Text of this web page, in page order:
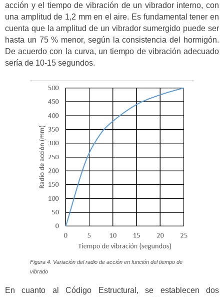
acción y el tiempo de vibración de un vibrador interno, con
una amplitud de 1,2 mm en el aire. Es fundamental tener en
cuenta que la amplitud de un vibrador sumergido puede ser
hasta un 75 % menor, según la consistencia del hormigón.
De acuerdo con la curva, un tiempo de vibración adecuado
sería de 10-15 segundos.
Figura 4. Variación del radio de acción en función del tiempo de
vibrado
En cuanto al Código Estructural, se establecen dos